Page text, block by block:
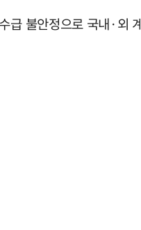
불안정으로 국내·외